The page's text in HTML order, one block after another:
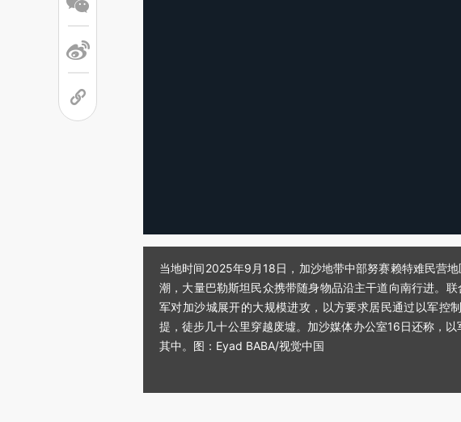
当地时间2025年9月18日，加沙地带中部努赛赖特难民营
潮，大量巴勒斯坦民众携带随身物品沿主干道向南行进。
军对加沙城展开的大规模进攻，以方要求居民通过以军控
提，徒步几十公里穿越废墟。加沙媒体办公室16日还称，
其中。图：Eyad BABA/视觉中国